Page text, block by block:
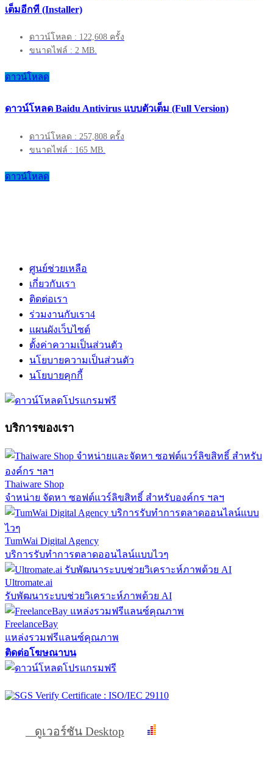
เต็มอีกที (Installer)
ดาวน์โหลด : 122,608 ครั้ง
ขนาดไฟล์ : 2 MB.
ดาวน์โหลด
ดาวน์โหลด Baidu Antivirus แบบตัวเต็ม (Full Version)
ดาวน์โหลด : 257,808 ครั้ง
ขนาดไฟล์ : 165 MB.
ดาวน์โหลด
ศูนย์ช่วยเหลือ
เกี่ยวกับเรา
ติดต่อเรา
ร่วมงานกับเรา4
แผนผังเว็บไซต์
ตั้งค่าความเป็นส่วนตัว
นโยบายความเป็นส่วนตัว
นโยบายคุกกี้
บริการของเรา
Thaiware Shop
จำหน่าย จัดหา ซอฟต์แวร์ลิขสิทธิ์ สำหรับองค์กร ฯลฯ
TumWai Digital Agency
บริการรับทำการตลาดออนไลน์แบบไวๆ
Ultromate.ai
รับพัฒนาระบบช่วยวิเคราะห์ภาพด้วย AI
FreelanceBay
แหล่งรวมฟรีแลนซ์คุณภาพ
ติดต่อโฆษณาบน
ดูเวอร์ชัน Desktop